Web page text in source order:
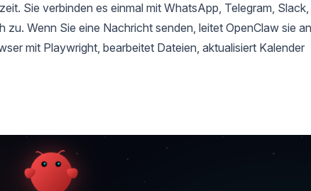
Sie verbinden es einmal mit WhatsApp, Telegram, Slack,
Wenn Sie eine Nachricht senden, leitet OpenClaw sie an
mit Playwright, bearbeitet Dateien, aktualisiert Kalender